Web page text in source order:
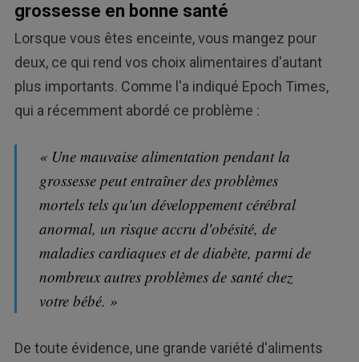
grossesse en bonne santé
Lorsque vous êtes enceinte, vous mangez pour
deux, ce qui rend vos choix alimentaires d'autant
plus importants. Comme l'a indiqué Epoch Times,
qui a récemment abordé ce problème :
« Une mauvaise alimentation pendant la
grossesse peut entraîner des problèmes
mortels tels qu'un développement cérébral
anormal, un risque accru d'obésité, de
maladies cardiaques et de diabète, parmi de
nombreux autres problèmes de santé chez
votre bébé. »
De toute évidence, une grande variété d'aliments